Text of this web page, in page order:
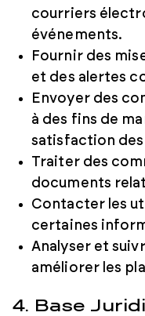
courriers
événements.
Fournir des
et des alertes
Envoyer des
à des fins de
satisfaction
Traiter des
documents
Contacter les
certaines
Analyser et
améliorer les
4. Base